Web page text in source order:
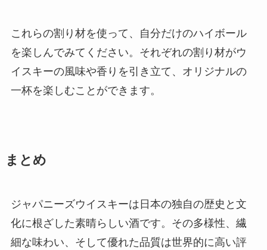
これらの割り材を使って、自分だけのハイボール
を楽しんでみてください。それぞれの割り材がウ
イスキーの風味や香りを引き立て、オリジナルの
一杯を楽しむことができます。
まとめ
ジャパニーズウイスキーは日本の独自の歴史と文
化に根ざした素晴らしい酒です。その多様性、繊
細な味わい、そして優れた品質は世界的に高い評